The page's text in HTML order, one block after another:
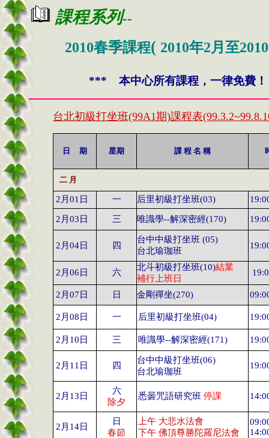
課程系列--
2010春季課程( 2010年2月至2010
*** 本中心所有課程，一律免費
台北初級打坐班(99A1期)課程表
日 期 星期 課 程 名 稱
二 月
2 月 01 日 一 后里初級打坐班(03)
2 月 03 日 三 唯識學--解深密經(170)
2 月 04日 四
台中中級打坐班 (05)
台北瑜珈班
2 月 06 日 六
北斗初級打坐班(10)結業
補行上班日
2 月 07 日 日 金剛禪坐(270)
2 月 08 日 一 后里初級打坐班(04)
2 月 10 日 三 唯識學--解深密經(171)
2 月 11 日 四
台中中級打坐班(06)
台北瑜珈班
2 月 13 日
六
除夕
悉曇咒語研究班 停課
2 月 14日
日
春節
上午 大悲水法會
下午 佛頂尊勝陀羅尼法會